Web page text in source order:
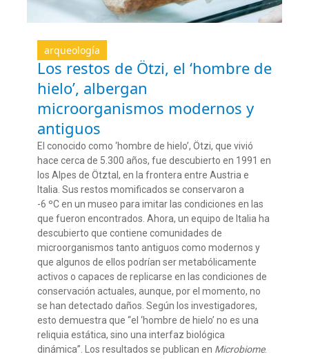
arqueología
Los restos de Ötzi, el ‘hombre de
hielo’, albergan
microorganismos modernos y
antiguos
El conocido como ‘hombre de hielo’, Ötzi, que vivió
hace cerca de 5.300 años, fue descubierto en 1991 en
los Alpes de Ötztal, en la frontera entre Austria e
Italia. Sus restos momificados se conservaron a
-6 ºC en un museo para imitar las condiciones en las
que fueron encontrados. Ahora, un equipo de Italia ha
descubierto que contiene comunidades de
microorganismos tanto antiguos como modernos y
que algunos de ellos podrían ser metabólicamente
activos o capaces de replicarse en las condiciones de
conservación actuales, aunque, por el momento, no
se han detectado daños. Según los investigadores,
esto demuestra que “el ‘hombre de hielo’ no es una
reliquia estática, sino una interfaz biológica
dinámica”. Los resultados se publican en Microbiome.